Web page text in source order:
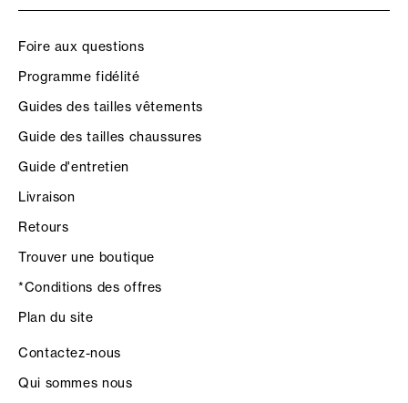
Foire aux questions
Programme fidélité
Guides des tailles vêtements
Guide des tailles chaussures
Guide d'entretien
Livraison
Retours
Trouver une boutique
*Conditions des offres
Plan du site
Contactez-nous
Qui sommes nous